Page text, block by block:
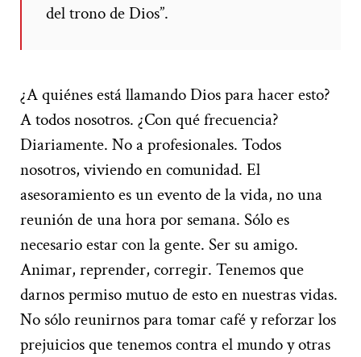
del trono de Dios”.
¿A quiénes está llamando Dios para hacer esto?
A todos nosotros. ¿Con qué frecuencia?
Diariamente. No a profesionales. Todos
nosotros, viviendo en comunidad. El
asesoramiento es un evento de la vida, no una
reunión de una hora por semana. Sólo es
necesario estar con la gente. Ser su amigo.
Animar, reprender, corregir. Tenemos que
darnos permiso mutuo de esto en nuestras vidas.
No sólo reunirnos para tomar café y reforzar los
prejuicios que tenemos contra el mundo y otras